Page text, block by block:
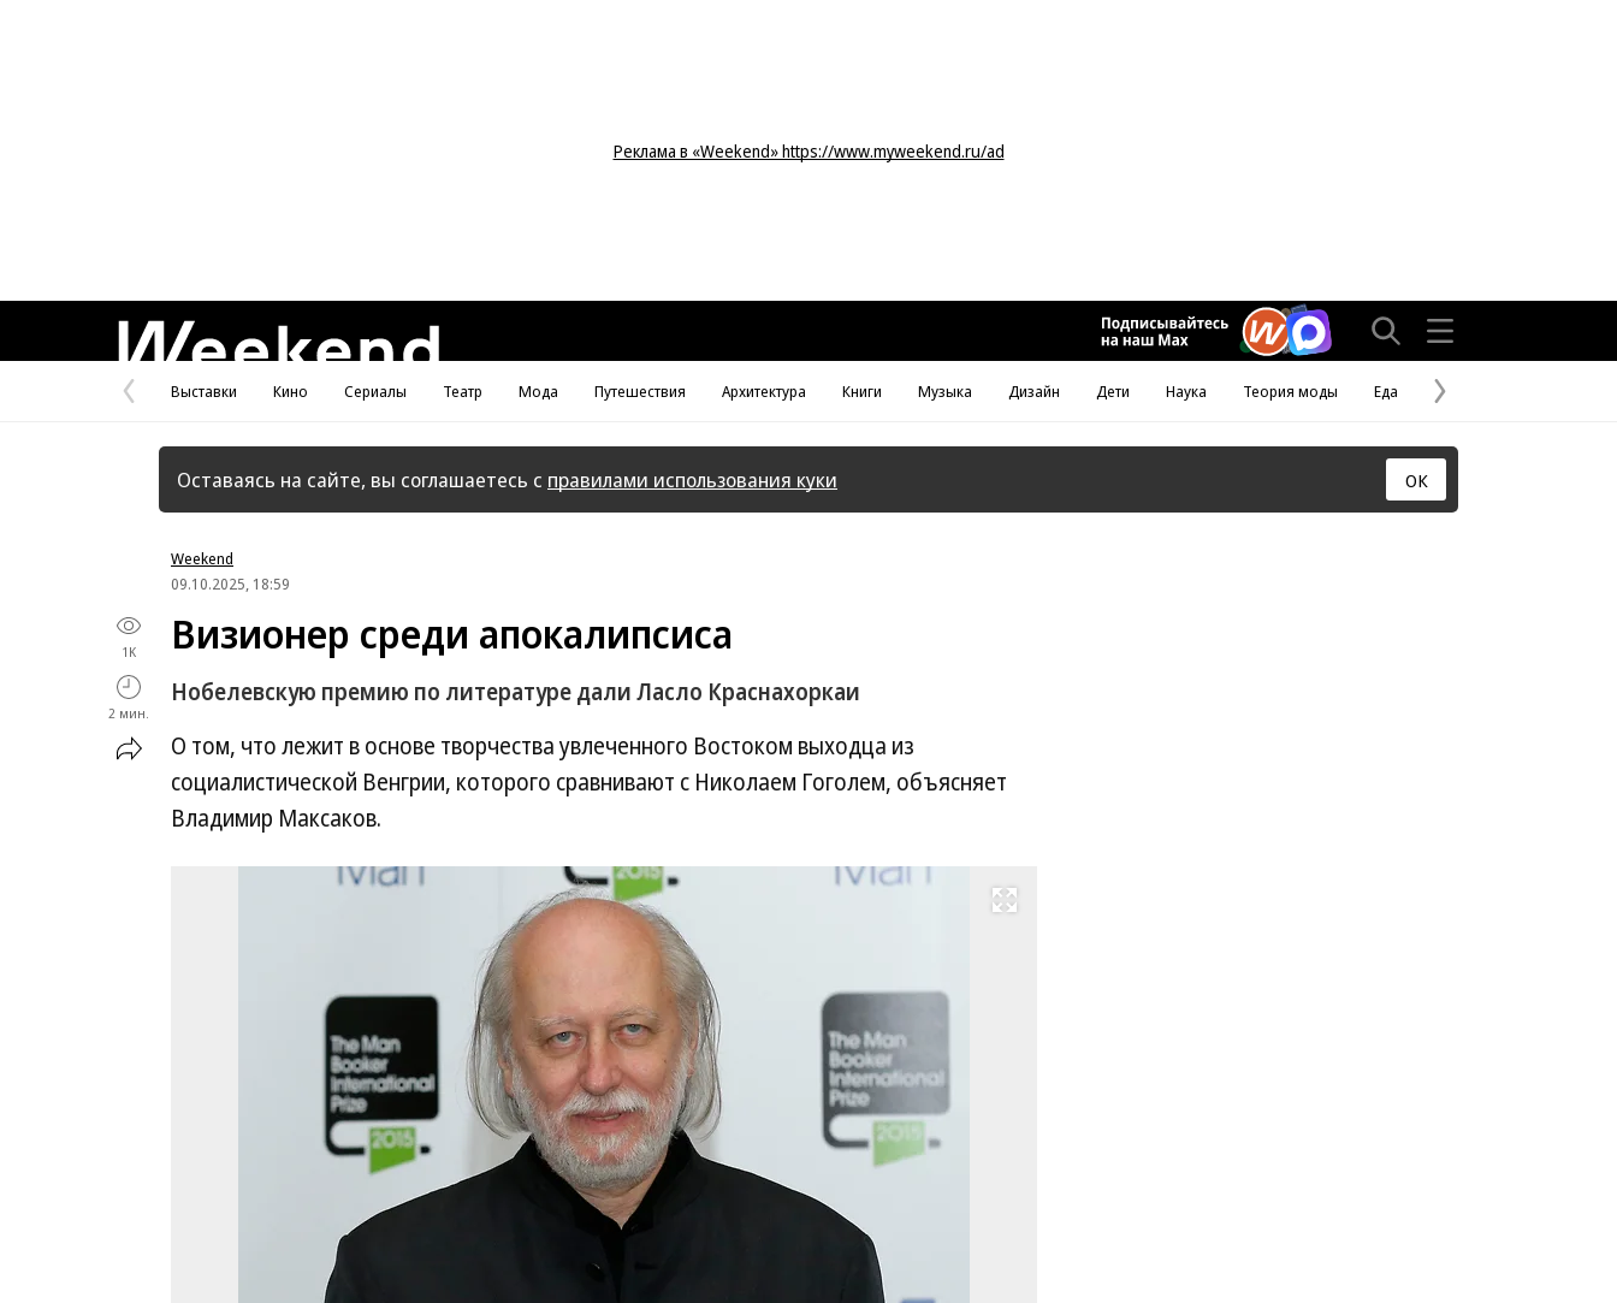
Реклама в «Weekend» https://www.myweekend.ru/ad
Предыдущая
страница
Выставки Кино Сериалы Театр Мода Путешествия Архитектура Книги Музыка Дизайн Дети Наука Теория моды Еда
Следующая
страница
Оставаясь на сайте, вы соглашаетесь с правилами использования куки ОК
Weekend
09.10.2025, 18:59
1K
2 мин.
Визионер среди апокалипсиса
Нобелевскую премию по литературе дали Ласло Краснахоркаи
О том, что лежит в основе творчества увлеченного Востоком выходца из
социалистической Венгрии, которого сравнивают с Николаем Гоголем, объясняет
Владимир Максаков.
Развернуть на весь экран